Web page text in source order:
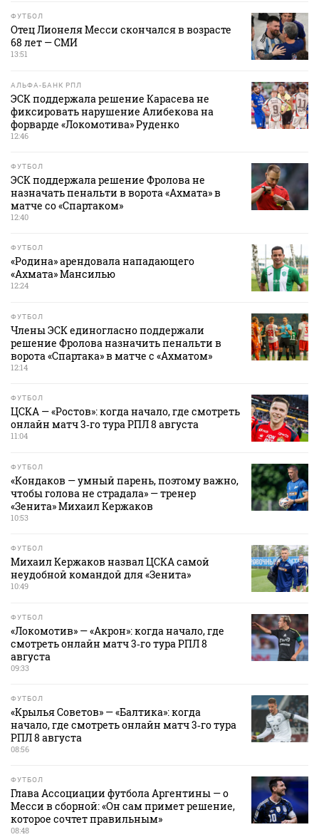
ФУТБОЛ
Отец Лионеля Месси скончался в возрасте
68 лет — СМИ
13:51
АЛЬФА-БАНК РПЛ
ЭСК поддержала решение Карасева не
фиксировать нарушение Алибекова на
форварде «Локомотива» Руденко
12:46
ФУТБОЛ
ЭСК поддержала решение Фролова не
назначать пенальти в ворота «Ахмата» в
матче со «Спартаком»
12:40
ФУТБОЛ
«Родина» арендовала нападающего
«Ахмата» Мансилью
12:24
ФУТБОЛ
Члены ЭСК единогласно поддержали
решение Фролова назначить пенальти в
ворота «Спартака» в матче с «Ахматом»
12:14
ФУТБОЛ
ЦСКА — «Ростов»: когда начало, где смотреть
онлайн матч 3‑го тура РПЛ 8 августа
11:04
ФУТБОЛ
«Кондаков — умный парень, поэтому важно,
чтобы голова не страдала» — тренер
«Зенита» Михаил Кержаков
10:53
ФУТБОЛ
Михаил Кержаков назвал ЦСКА самой
неудобной командой для «Зенита»
10:49
ФУТБОЛ
«Локомотив» — «Акрон»: когда начало, где
смотреть онлайн матч 3‑го тура РПЛ 8
августа
09:33
ФУТБОЛ
«Крылья Советов» — «Балтика»: когда
начало, где смотреть онлайн матч 3‑го тура
РПЛ 8 августа
08:56
ФУТБОЛ
Глава Ассоциации футбола Аргентины — о
Месси в сборной: «Он сам примет решение,
которое сочтет правильным»
08:48